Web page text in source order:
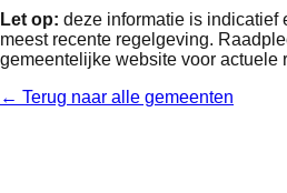
Let op: deze informatie is indicatief
meest recente regelgeving.
gemeentelijke website voor actuele
← Terug naar alle gemeenten